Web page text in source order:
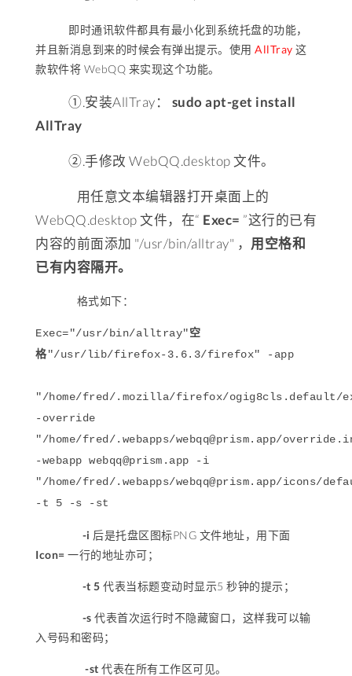
即时通讯软件都具有最小化到系统托盘的功能，
并且新消息到来的时候会有弹出提示。使用 AllTray 这
款软件将 WebQQ 来实现这个功能。
①.安装AllTray：
sudo apt-get install
AllTray
②.手修改 WebQQ.desktop 文件。
用任意文本编辑器打开桌面上的
WebQQ.desktop 文件，在“ Exec= ”这行的已有
内容的前面添加 "/usr/bin/alltray" ， 用空格和
已有内容隔开。
格式如下：
Exec="/usr/bin/alltray"空
格"/usr/lib/firefox-3.6.3/firefox" -app
"/home/fred/.mozilla/firefox/ogig8cls.default/
-override
"/home/fred/.webapps/webqq@prism.app/
-webapp webqq@prism.app -i
"/home/fred/.webapps/webqq@prism.app/icons/
-t 5 -s -st
-i 后是托盘区图标PNG 文件地址，用下面
Icon= 一行的地址亦可；
-t 5 代表当标题变动时显示5 秒钟的提示；
-s 代表首次运行时不隐藏窗口，这样我可以输
入号码和密码；
-st 代表在所有工作区可见。